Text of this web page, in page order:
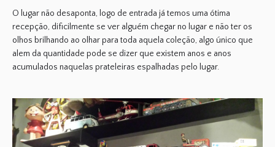
O lugar não desaponta, logo de entrada já temos uma ótima
recepção, dificilmente se ver alguém chegar no lugar e não ter os
olhos brilhando ao olhar para toda aquela coleção, algo único que
alem da quantidade pode se dizer que existem anos e anos
acumulados naquelas prateleiras espalhadas pelo lugar.